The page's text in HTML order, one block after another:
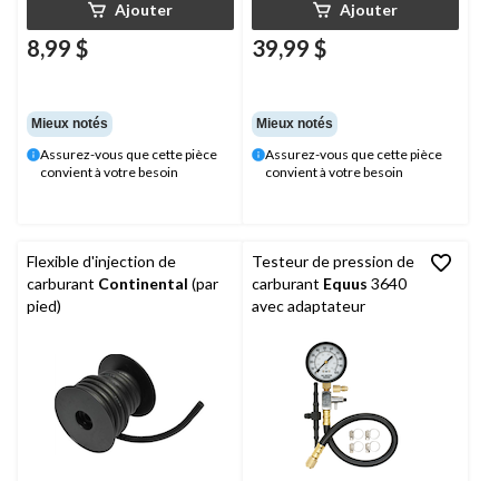
Ajouter
8,99 $
Mieux notés
Assurez-vous que cette pièce
convient à votre besoin
Ajouter
39,99 $
Mieux notés
Assurez-vous que cette pièce
convient à votre besoin
Flexible d'injection de
carburant Continental (par
pied)
Testeur de pression de
carburant Equus 3640
avec adaptateur